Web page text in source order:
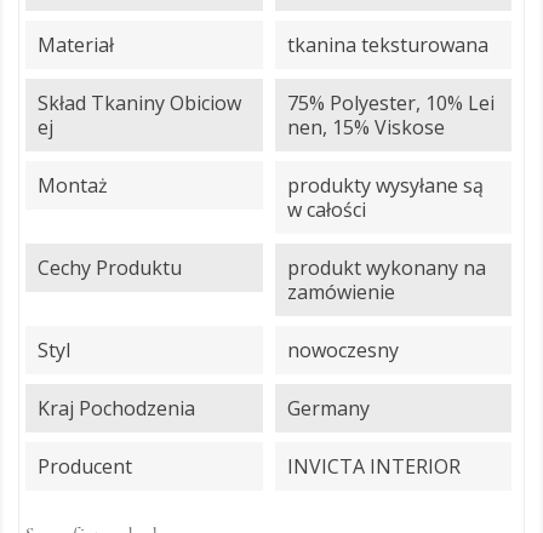
Materiał tkanina teksturowana
Skład Tkaniny Obiciow
Ej
75% Polyester, 10% Lei
nen, 15% Viskose
Montaż
produkty wysyłane są
w całości
Cechy Produktu
produkt wykonany na
zamówienie
Styl nowoczesny
Kraj Pochodzenia Germany
Producent INVICTA INTERIOR